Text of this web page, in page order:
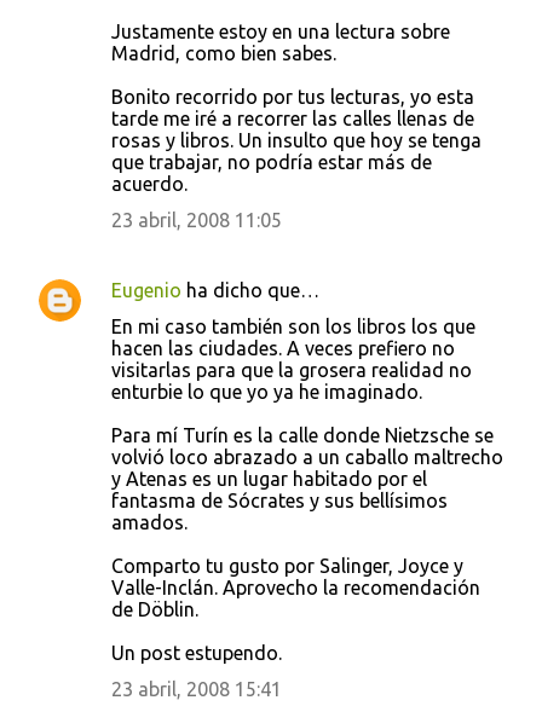
Justamente estoy en una lectura sobre
Madrid, como bien sabes.
Bonito recorrido por tus lecturas, yo esta
tarde me iré a recorrer las calles llenas de
rosas y libros. Un insulto que hoy se tenga
que trabajar, no podría estar más de
acuerdo.
23 abril, 2008 11:05
Eugenio ha dicho que…
En mi caso también son los libros los que
hacen las ciudades. A veces prefiero no
visitarlas para que la grosera realidad no
enturbie lo que yo ya he imaginado.
Para mí Turín es la calle donde Nietzsche se
volvió loco abrazado a un caballo maltrecho
y Atenas es un lugar habitado por el
fantasma de Sócrates y sus bellísimos
amados.
Comparto tu gusto por Salinger, Joyce y
Valle-Inclán. Aprovecho la recomendación
de Döblin.
Un post estupendo.
23 abril, 2008 15:41